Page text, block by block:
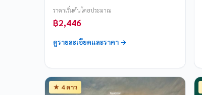
ราคาเริ่มต้นโดยประมาณ
฿2,446
ดูรายละเอียดและราคา →
★ 4 ดาว